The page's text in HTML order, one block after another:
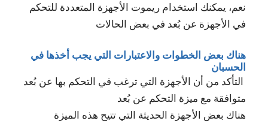
نعم، يمكنك استخدام ريموت الأجهزة المتعددة للتحكم
في الأجهزة عن بُعد في بعض الحالات
هناك بعض الخطوات والاعتبارات التي يجب أخذها في
الحسبان
التأكد من أن الأجهزة التي ترغب في التحكم بها عن بُعد
متوافقة مع ميزة التحكم عن بُعد
هناك بعض الأجهزة الحديثة التي تتيح هذه الميزة